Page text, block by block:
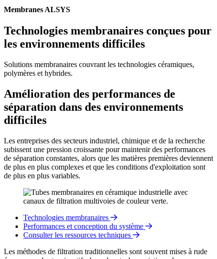
Membranes ALSYS
Technologies membranaires conçues pour
les environnements difficiles
Solutions membranaires couvrant les technologies céramiques,
polymères et hybrides.
Amélioration des performances de
séparation dans des environnements
difficiles
Les entreprises des secteurs industriel, chimique et de la recherche
subissent une pression croissante pour maintenir des performances
de séparation constantes, alors que les matières premières deviennent
de plus en plus complexes et que les conditions d'exploitation sont
de plus en plus variables.
Technologies membranaires
Performances et conception du système
Consulter les ressources techniques
Les méthodes de filtration traditionnelles sont souvent mises à rude